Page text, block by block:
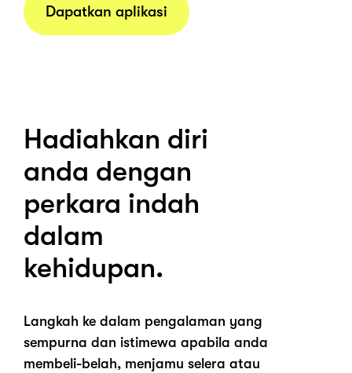
Dapatkan aplikasi
Hadiahkan diri
anda dengan
perkara indah
dalam
kehidupan.
Langkah ke dalam pengalaman yang
sempurna dan istimewa apabila anda
membeli-belah, menjamu selera atau